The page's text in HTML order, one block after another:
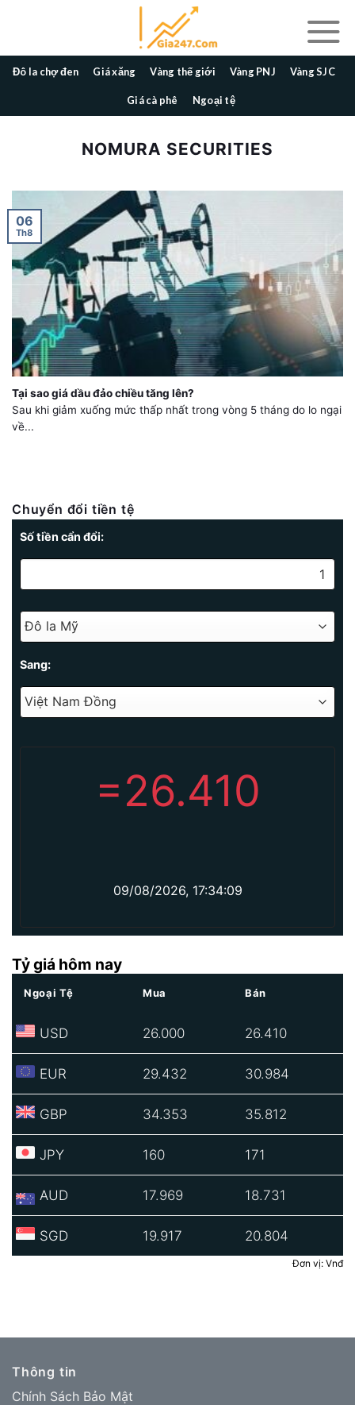
Đô la chợ đen Giá xăng Vàng thế giới Vàng PNJ Vàng SJC
Giá cà phê Ngoại tệ
NOMURA SECURITIES
Tại sao giá dầu đảo chiều tăng lên?
Sau khi giảm xuống mức thấp nhất trong vòng 5 tháng do lo ngại
về...
06
Th8
Chuyển đổi tiền tệ
Số tiền cẩn đổi:
Sang:
=26.410
09/08/2026, 17:34:09
Tỷ giá hôm nay
Ngoại Tệ Mua Bán
USD 26.000 26.410
EUR 29.432 30.984
GBP 34.353 35.812
JPY 160 171
AUD 17.969 18.731
SGD 19.917 20.804
Đơn vị: Vnđ
Thông tin
Chính Sách Bảo Mật